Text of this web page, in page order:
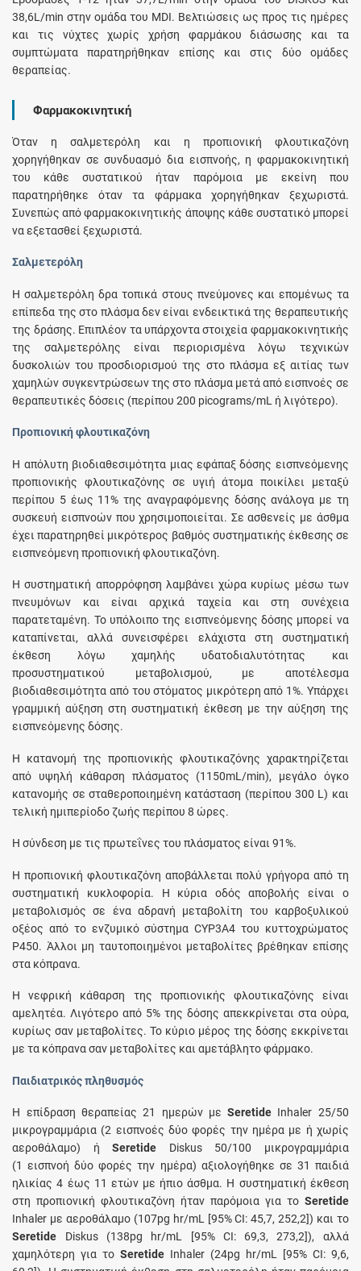
38,6L/min στην ομάδα του MDI. Βελτιώσεις ως προς τις ημέρες
και τις νύχτες χωρίς χρήση φαρμάκου διάσωσης και τα
συμπτώματα παρατηρήθηκαν επίσης και στις δύο ομάδες
θεραπείας.
Φαρμακοκινητική
Όταν η σαλμετερόλη και η προπιονική φλουτικαζόνη
χορηγήθηκαν σε συνδυασμό δια εισπνοής, η φαρμακοκινητική
του κάθε συστατικού ήταν παρόμοια με εκείνη που
παρατηρήθηκε όταν τα φάρμακα χορηγήθηκαν ξεχωριστά.
Συνεπώς από φαρμακοκινητικής άποψης κάθε συστατικό μπορεί
να εξετασθεί ξεχωριστά.
Σαλμετερόλη
Η σαλμετερόλη δρα τοπικά στους πνεύμονες και επομένως τα
επίπεδα της στο πλάσμα δεν είναι ενδεικτικά της θεραπευτικής
της δράσης. Επιπλέον τα υπάρχοντα στοιχεία φαρμακοκινητικής
της σαλμετερόλης είναι περιορισμένα λόγω τεχνικών
δυσκολιών του προσδιορισμού της στο πλάσμα εξ αιτίας των
χαμηλών συγκεντρώσεων της στο πλάσμα μετά από εισπνοές σε
θεραπευτικές δόσεις (περίπου 200 picograms/mL ή λιγότερο).
Προπιονική φλουτικαζόνη
Η απόλυτη βιοδιαθεσιμότητα μιας εφάπαξ δόσης εισπνεόμενης
προπιονικής φλουτικαζόνης σε υγιή άτομα ποικίλει μεταξύ
περίπου 5 έως 11% της αναγραφόμενης δόσης ανάλογα με τη
συσκευή εισπνοών που χρησιμοποιείται. Σε ασθενείς με άσθμα
έχει παρατηρηθεί μικρότερος βαθμός συστηματικής έκθεσης σε
εισπνεόμενη προπιονική φλουτικαζόνη.
Η συστηματική απορρόφηση λαμβάνει χώρα κυρίως μέσω των
πνευμόνων και είναι αρχικά ταχεία και στη συνέχεια
παρατεταμένη. Το υπόλοιπο της εισπνεόμενης δόσης μπορεί να
καταπίνεται, αλλά συνεισφέρει ελάχιστα στη συστηματική
έκθεση λόγω χαμηλής υδατοδιαλυτότητας και
προσυστηματικού μεταβολισμού, με αποτέλεσμα
βιοδιαθεσιμότητα από του στόματος μικρότερη από 1%. Υπάρχει
γραμμική αύξηση στη συστηματική έκθεση με την αύξηση της
εισπνεόμενης δόσης.
Η κατανομή της προπιονικής φλουτικαζόνης χαρακτηρίζεται
από υψηλή κάθαρση πλάσματος (1150mL/min), μεγάλο όγκο
κατανομής σε σταθεροποιημένη κατάσταση (περίπου 300 L) και
τελική ημιπερίοδο ζωής περίπου 8 ώρες.
Η σύνδεση με τις πρωτεΐνες του πλάσματος είναι 91%.
Η προπιονική φλουτικαζόνη αποβάλλεται πολύ γρήγορα από τη
συστηματική κυκλοφορία. H κύρια οδός αποβολής είναι ο
μεταβολισμός σε ένα αδρανή μεταβολίτη του καρβοξυλικού
οξέος από το ενζυμικό σύστημα CYP3A4 του κυττοχρώματος
P450. Άλλοι μη ταυτοποιημένοι μεταβολίτες βρέθηκαν επίσης
στα κόπρανα.
Η νεφρική κάθαρση της προπιονικής φλουτικαζόνης είναι
αμελητέα. Λιγότερο από 5% της δόσης απεκκρίνεται στα ούρα,
κυρίως σαν μεταβολίτες. Το κύριο μέρος της δόσης εκκρίνεται
με τα κόπρανα σαν μεταβολίτες και αμετάβλητο φάρμακο.
Παιδιατρικός πληθυσμός
Η επίδραση θεραπείας 21 ημερών μεSeretide Inhaler 25/50
μικρογραμμάρια (2 εισπνοές δύο φορές την ημέρα με ή χωρίς
αεροθάλαμο) ήSeretide Diskus 50/100 μικρογραμμάρια
(1 εισπνοή δύο φορές την ημέρα) αξιολογήθηκε σε 31 παιδιά
ηλικίας 4 έως 11 ετών με ήπιο άσθμα. Η συστηματική έκθεση
στη προπιονική φλουτικαζόνη ήταν παρόμοια για το Seretide
Inhaler με αεροθάλαμο (107pg hr/mL [95% CI: 45,7, 252,2]) και το
Seretide Diskus (138pg hr/mL [95% CI: 69,3, 273,2]), αλλά
χαμηλότερη για τοSeretide Inhaler (24pg hr/mL [95% CI: 9,6,